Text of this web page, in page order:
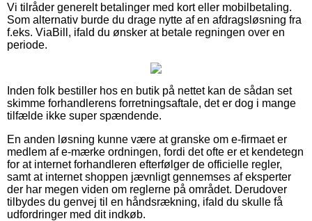
Vi tilråder generelt betalinger med kort eller mobilbetaling.
Som alternativ burde du drage nytte af en afdragsløsning fra
f.eks. ViaBill, ifald du ønsker at betale regningen over en
periode.
Inden folk bestiller hos en butik på nettet kan de sådan set
skimme forhandlerens forretningsaftale, det er dog i mange
tilfælde ikke super spændende.
En anden løsning kunne være at granske om e-firmaet er
medlem af e-mærke ordningen, fordi det ofte er et kendetegn
for at internet forhandleren efterfølger de officielle regler,
samt at internet shoppen jævnligt gennemses af eksperter
der har megen viden om reglerne på området. Derudover
tilbydes du genvej til en håndsrækning, ifald du skulle få
udfordringer med dit indkøb.